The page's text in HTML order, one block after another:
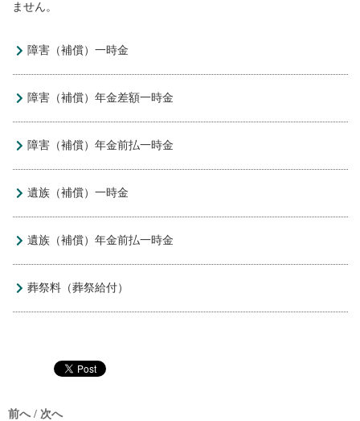
ません。
障害（補償）一時金
障害（補償）年金差額一時金
障害（補償）年金前払一時金
遺族（補償）一時金
遺族（補償）年金前払一時金
葬祭料（葬祭給付）
前へ / 次へ